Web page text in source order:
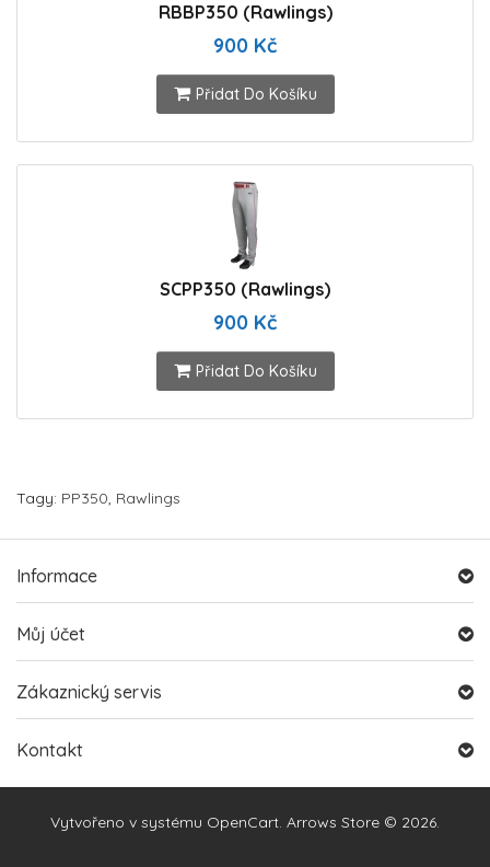
RBBP350 (Rawlings)
900 Kč
Přidat Do Košíku
SCPP350 (Rawlings)
900 Kč
Přidat Do Košíku
Tagy: PP350, Rawlings
Informace
Můj účet
Zákaznický servis
Kontakt
Vytvořeno v systému OpenCart. Arrows Store © 2026.